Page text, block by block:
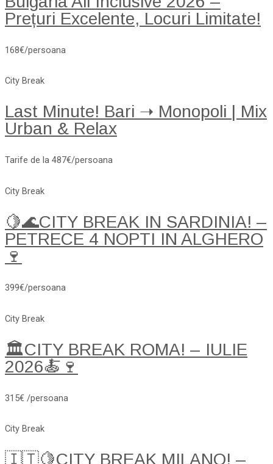
Prețuri Excelente, Locuri Limitate!
168€/persoana
City Break
Last Minute! Bari ➝ Monopoli | Mix
Urban & Relax
Tarife de la 487€/persoana
City Break
🍋🌊CITY BREAK IN SARDINIA! –
PETRECE 4 NOPTI IN ALGHERO
🍷
399€/persoana
City Break
🏛️CITY BREAK ROMA! – IULIE
2026🍝🍷
315€ /persoana
City Break
🇮🇹🍋CITY BREAK MILANO! –